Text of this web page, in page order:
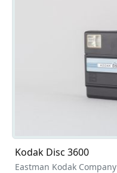
Kodak Disc 3600
Eastman Kodak Company